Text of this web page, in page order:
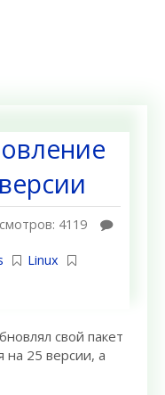
4119
Linux
свой пакет
на 25 версии, а